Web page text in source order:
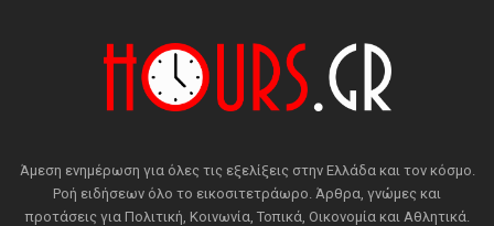
Άμεση ενημέρωση για όλες τις εξελίξεις στην Ελλάδα και τον κόσμο.
Ροή ειδήσεων όλο το εικοσιτετράωρο. Άρθρα, γνώμες και
προτάσεις για Πολιτική, Κοινωνία, Τοπικά, Οικονομία και Αθλητικά.